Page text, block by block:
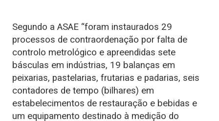
Segundo a ASAE “foram instaurados 29
processos de contraordenação por falta de
controlo metrológico e apreendidas sete
básculas em indústrias, 19 balanças em
peixarias, pastelarias, frutarias e padarias, seis
contadores de tempo (bilhares) em
estabelecimentos de restauração e bebidas e
um equipamento destinado à medição do